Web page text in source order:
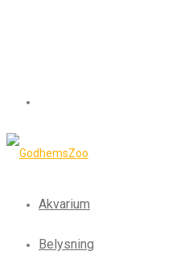
Akvarium
Belysning